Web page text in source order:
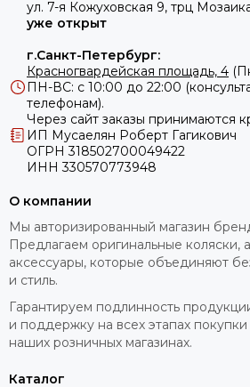
ул. 7-я Кожуховская 9, трц
уже открыт
г.Санкт-Петербург:
Красногвардейская площадь, 4
ПН-ВС: с 10:00 до 22:00
телефонам).
Через сайт заказы принимаются
ИП Мусаелян Роберт Гагикович
ОГРН 318502700049422
ИНН 330570773948
Каталог
О компании
Мы авторизированный магазин
Предлагаем оригинальные коляски,
аксессуары, которые объединяют
и стиль.
Гарантируем подлинность
и поддержку на всех этапах покупки
наших розничных магазинах.